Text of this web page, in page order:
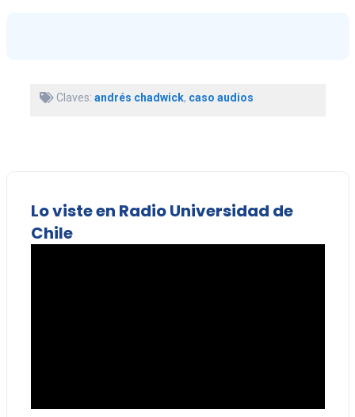
Claves: andrés chadwick, caso audios
Lo viste en Radio Universidad de
Chile